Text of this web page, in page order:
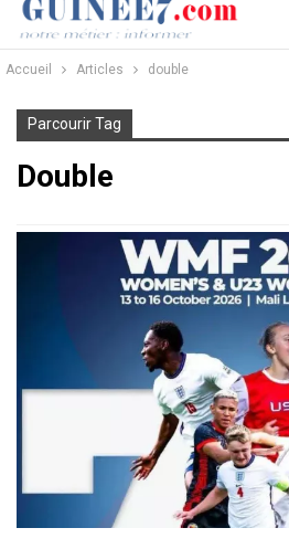
Accueil Articles double
Parcourir Tag
Double